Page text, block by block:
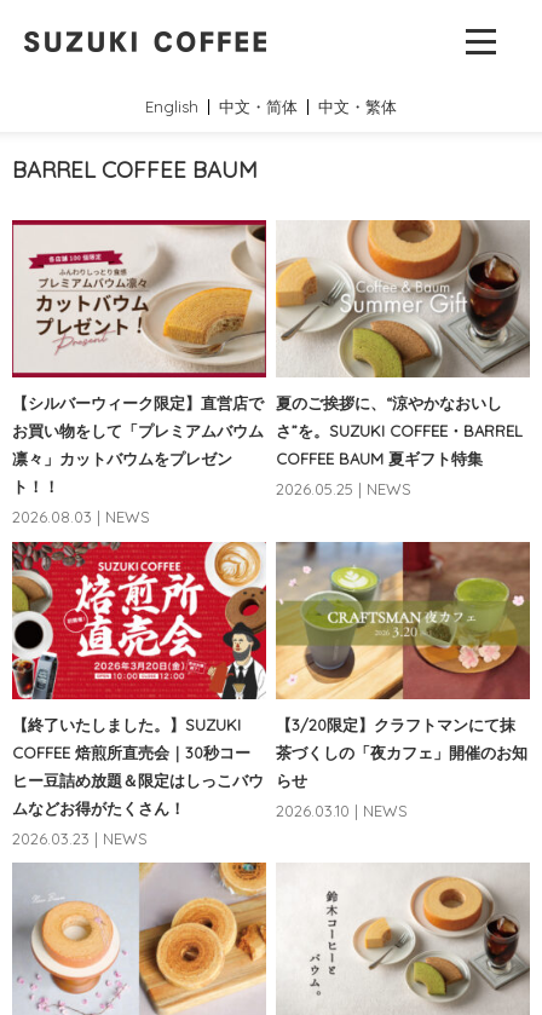
English 中文・简体 中文・繁体
BARREL COFFEE BAUM
【シルバーウィーク限定】直営店で
お買い物をして「プレミアムバウム
凛々」カットバウムをプレゼン
ト！！
2026.08.03 | NEWS
夏のご挨拶に、“涼やかなおいし
さ”を。SUZUKI COFFEE・BARREL
COFFEE BAUM 夏ギフト特集
2026.05.25 | NEWS
【終了いたしました。】SUZUKI
COFFEE 焙煎所直売会｜30秒コー
ヒー豆詰め放題＆限定はしっこバウ
ムなどお得がたくさん！
2026.03.23 | NEWS
【3/20限定】クラフトマンにて抹
茶づくしの「夜カフェ」開催のお知
らせ
2026.03.10 | NEWS